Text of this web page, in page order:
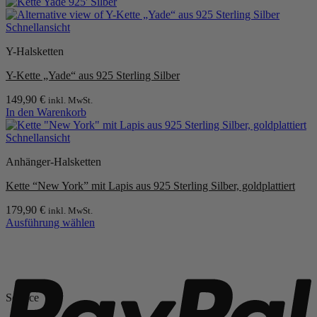
auf
der
Produktseite
werden
Schnellansicht
Y-Halsketten
Y-Kette „Yade“ aus 925 Sterling Silber
149,90 € inkl. MwSt.
In den Warenkorb
Schnellansicht
Anhänger-Halsketten
Kette “New York” mit Lapis aus 925 Sterling Silber, goldplattiert
179,90 € inkl. MwSt.
Ausführung wählen
Varianten
auf.
Die
Service